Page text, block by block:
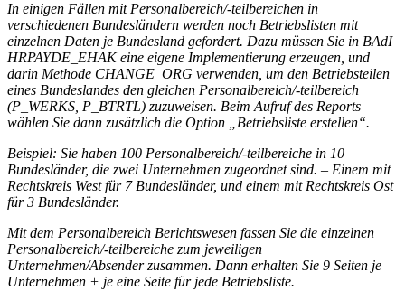
In einigen Fällen mit Personalbereich/-teilbereichen in
verschiedenen Bundesländern werden noch Betriebslisten mit
einzelnen Daten je Bundesland gefordert. Dazu müssen Sie in BAdI
HRPAYDE_EHAK eine eigene Implementierung erzeugen, und
darin Methode CHANGE_ORG verwenden, um den Betriebsteilen
eines Bundeslandes den gleichen Personalbereich/-teilbereich
(P_WERKS, P_BTRTL) zuzuweisen. Beim Aufruf des Reports
wählen Sie dann zusätzlich die Option „Betriebsliste erstellen“.
Beispiel: Sie haben 100 Personalbereich/-teilbereiche in 10
Bundesländer, die zwei Unternehmen zugeordnet sind. – Einem mit
Rechtskreis West für 7 Bundesländer, und einem mit Rechtskreis Ost
für 3 Bundesländer.
Mit dem Personalbereich Berichtswesen fassen Sie die einzelnen
Personalbereich/-teilbereiche zum jeweiligen
Unternehmen/Absender zusammen. Dann erhalten Sie 9 Seiten je
Unternehmen + je eine Seite für jede Betriebsliste.